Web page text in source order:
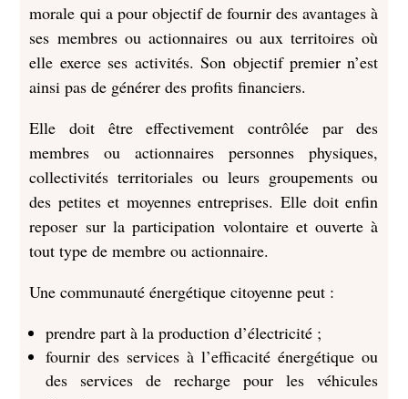
morale qui a pour objectif de fournir des avantages à
ses membres ou actionnaires ou aux territoires où
elle exerce ses activités. Son objectif premier n’est
ainsi pas de générer des profits financiers.
Elle doit être effectivement contrôlée par des
membres ou actionnaires personnes physiques,
collectivités territoriales ou leurs groupements ou
des petites et moyennes entreprises. Elle doit enfin
reposer sur la participation volontaire et ouverte à
tout type de membre ou actionnaire.
Une communauté énergétique citoyenne peut :
prendre part à la production d’électricité ;
fournir des services à l’efficacité énergétique ou
des services de recharge pour les véhicules